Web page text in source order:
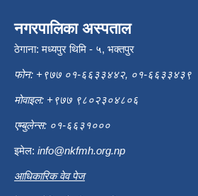
नगरपालिका अस्पताल
ठेगाना: मध्यपुर थिमि - ५, भक्तपुर
फोन: +९७७ ०१-६६३३४४२, ०१-६६३३४३९
मोवाइल: +९७७ ९८०२३०४८०६
एम्बुलेन्स: ०१-६६३१०००
इमेल: info@nkfmh.org.np
आधिकारिक वेव पेज